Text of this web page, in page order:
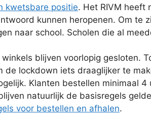
kwetsbare positie. Het RIVM heeft
kunnen heropenen. Om
naar school. Scholen die al
blijven voorlopig gesloten.
de lockdown iets draaglijker te
Klanten bestellen minimaal
natuurlijk de basisregels
voor bestellen en afhalen.